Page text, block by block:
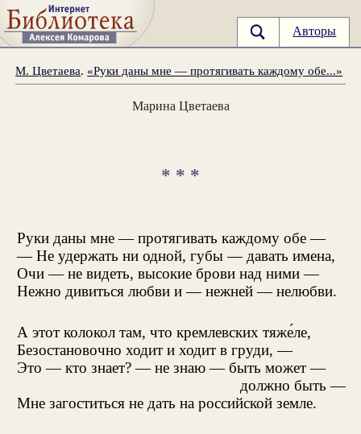
Авторы
М. Цветаева. «Руки даны мне — протягивать каждому обе...»
Марина Цветаева
* * *
Руки даны мне — протягивать каждому обе —
— Не удержать ни одной, губы — давать имена,
Очи — не видеть, высокие брови над ними —
Нежно дивиться любви и — нежней — нелюбви.
А этот колокол там, что кремлевских тяже́ле,
Безостановочно ходит и ходит в груди, —
Это — кто знает? — не знаю — быть может —
должно быть —
Мне загоститься не дать на российской земле.